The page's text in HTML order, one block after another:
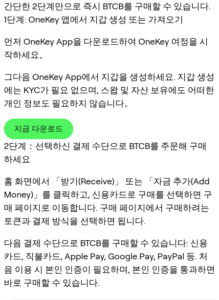
간단한 2단계만으로 즉시 BTCB를 구매할 수 있습니다.
1단계: OneKey 앱에서 지갑 생성 또는 가져오기
먼저 OneKey App을 다운로드하여 OneKey 여정을 시
작하세요。
그다음 OneKey App에서 지갑을 생성하세요. 지갑 생성
에는 KYC가 필요 없으며, 스왑 및 자산 보유에도 어떠한
개인 정보도 필요하지 않습니다。
지금 다운로드
2단계：선택하신 결제 수단으로 BTCB를 주문해 구매
하세요
홈 화면에서 「받기(Receive)」 또는 「자금 추가(Add
Money)」를 클릭하고, 신용카드로 구매를 선택하면 구
매 페이지로 이동합니다. 구매 페이지에서 구매하려는
토큰과 결제 방식을 선택하면 됩니다.
다음 결제 수단으로 BTCB를 구매할 수 있습니다: 신용
카드, 직불카드, Apple Pay, Google Pay, PayPal 등. 처
음 이용 시 본인 인증이 필요하며, 본인 인증을 통과하면
바로 구매할 수 있습니다.